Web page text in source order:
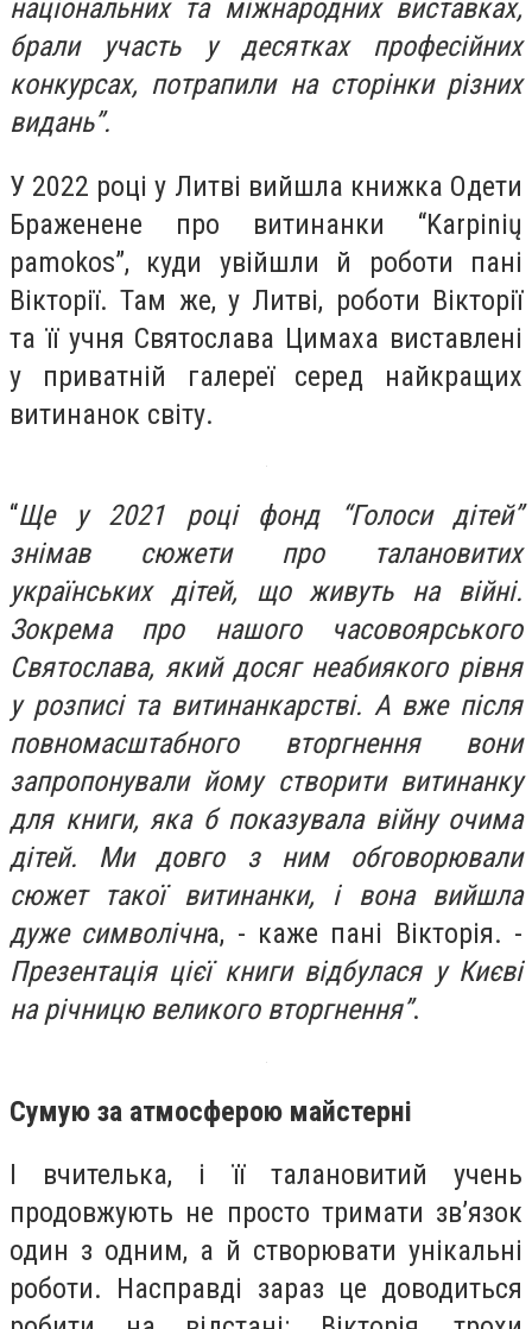
національних та міжнародних виставках,
брали участь у десятках професійних
конкурсах, потрапили на сторінки різних
видань”.
У 2022 році у Литві вийшла книжка Одети
Браженене про витинанки “Karpinių
pamokos”, куди увійшли й роботи пані
Вікторії. Там же, у Литві, роботи Вікторії
та її учня Святослава Цимаха виставлені
у приватній галереї серед найкращих
витинанок світу.
“Ще у 2021 році фонд “Голоси дітей”
знімав сюжети про талановитих
українських дітей, що живуть на війні.
Зокрема про нашого часовоярського
Святослава, який досяг неабиякого рівня
у розписі та витинанкарстві. А вже після
повномасштабного вторгнення вони
запропонували йому створити витинанку
для книги, яка б показувала війну очима
дітей. Ми довго з ним обговорювали
сюжет такої витинанки, і вона вийшла
дуже символічна, - каже пані Вікторія. -
Презентація цієї книги відбулася у Києві
на річницю великого вторгнення”.
Сумую за атмосферою майстерні
І вчителька, і її талановитий учень
продовжують не просто тримати зв’язок
один з одним, а й створювати унікальні
роботи. Насправді зараз це доводиться